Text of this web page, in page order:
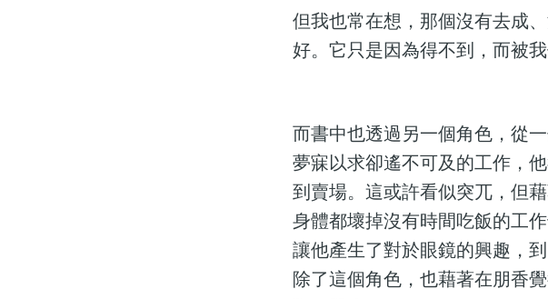
但我也常在想，那個沒有去成
好。它只是因為得不到，而被
而書中也透過另一個角色，從
夢寐以求卻遙不可及的工作，
到賣場。這或許看似突兀，但
身體都壞掉沒有時間吃飯的工
讓他產生了對於眼鏡的興趣，
除了這個角色，也藉著在朋香